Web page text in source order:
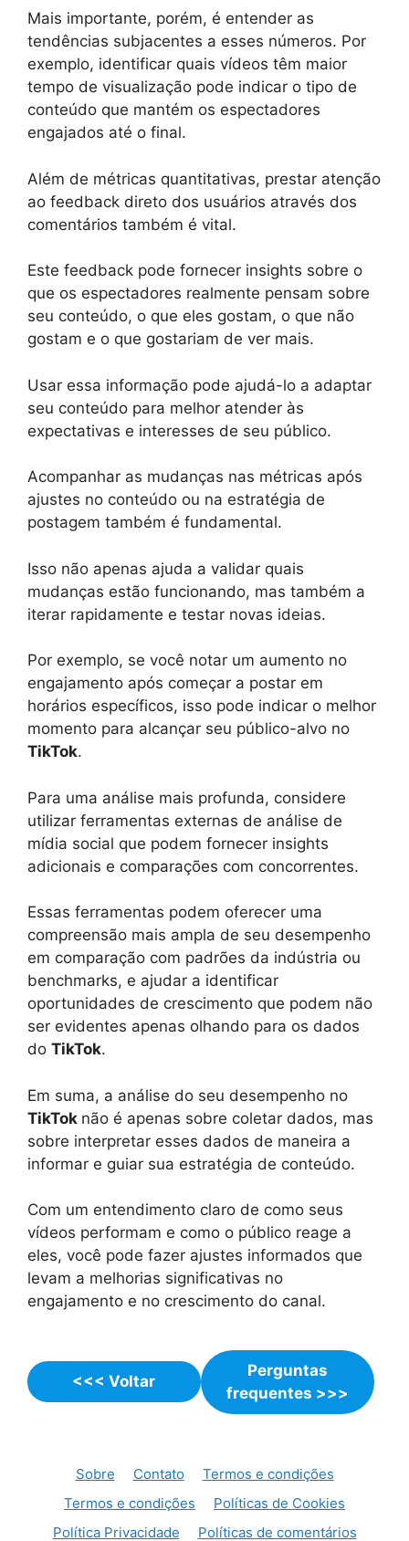
Mais importante, porém, é entender as
tendências subjacentes a esses números. Por
exemplo, identificar quais vídeos têm maior
tempo de visualização pode indicar o tipo de
conteúdo que mantém os espectadores
engajados até o final.
Além de métricas quantitativas, prestar atenção
ao feedback direto dos usuários através dos
comentários também é vital.
Este feedback pode fornecer insights sobre o
que os espectadores realmente pensam sobre
seu conteúdo, o que eles gostam, o que não
gostam e o que gostariam de ver mais.
Usar essa informação pode ajudá-lo a adaptar
seu conteúdo para melhor atender às
expectativas e interesses de seu público.
Acompanhar as mudanças nas métricas após
ajustes no conteúdo ou na estratégia de
postagem também é fundamental.
Isso não apenas ajuda a validar quais
mudanças estão funcionando, mas também a
iterar rapidamente e testar novas ideias.
Por exemplo, se você notar um aumento no
engajamento após começar a postar em
horários específicos, isso pode indicar o melhor
momento para alcançar seu público-alvo no
TikTok.
Para uma análise mais profunda, considere
utilizar ferramentas externas de análise de
mídia social que podem fornecer insights
adicionais e comparações com concorrentes.
Essas ferramentas podem oferecer uma
compreensão mais ampla de seu desempenho
em comparação com padrões da indústria ou
benchmarks, e ajudar a identificar
oportunidades de crescimento que podem não
ser evidentes apenas olhando para os dados
do TikTok.
Em suma, a análise do seu desempenho no
TikTok não é apenas sobre coletar dados, mas
sobre interpretar esses dados de maneira a
informar e guiar sua estratégia de conteúdo.
Com um entendimento claro de como seus
vídeos performam e como o público reage a
eles, você pode fazer ajustes informados que
levam a melhorias significativas no
engajamento e no crescimento do canal.
<<< Voltar
Perguntas
frequentes >>>
Sobre Contato
Termos e condições
Termos e condições
Políticas de Cookies
Política Privacidade
Políticas de comentários